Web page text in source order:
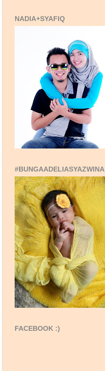
NADIA+SYAFIQ
#BUNGAADELIASYAZWINA
FACEBOOK :)